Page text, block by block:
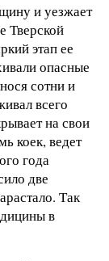
и уезжает
Тверской
этап ее
опасные
сотни и
всего
на свои
коек, ведет
года
две
Так
в